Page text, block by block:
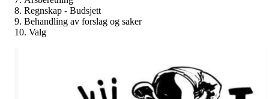
8. Regnskap - Budsjett
9. Behandling av forslag og saker
10. Valg